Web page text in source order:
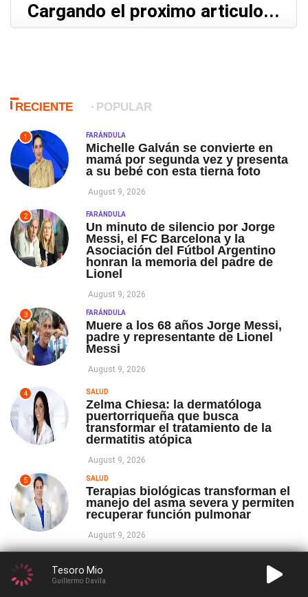
Cargando el proximo articulo...
RECIENTE POPULAR
1 FARÁNDULA
Michelle Galván se convierte en
mamá por segunda vez y presenta
a su bebé con esta tierna foto
August 9, 2026
2 FARÁNDULA
Un minuto de silencio por Jorge
Messi, el FC Barcelona y la
Asociación del Fútbol Argentino
honran la memoria del padre de
Lionel
August 9, 2026
3 FARÁNDULA
Muere a los 68 años Jorge Messi,
padre y representante de Lionel
Messi
August 9, 2026
4 SALUD
Zelma Chiesa: la dermatóloga
puertorriqueña que busca
transformar el tratamiento de la
dermatitis atópica
August 9, 2026
5 SALUD
Terapias biológicas transforman el
manejo del asma severa y permiten
recuperar función pulmonar
August 9, 2026
Cannabis como terapia para el
alzhéimer y otros trastornos
Tesoro Mio
Guillermo Davila